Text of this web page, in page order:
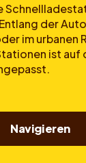
der
im urbanen
ist auf
Navigieren